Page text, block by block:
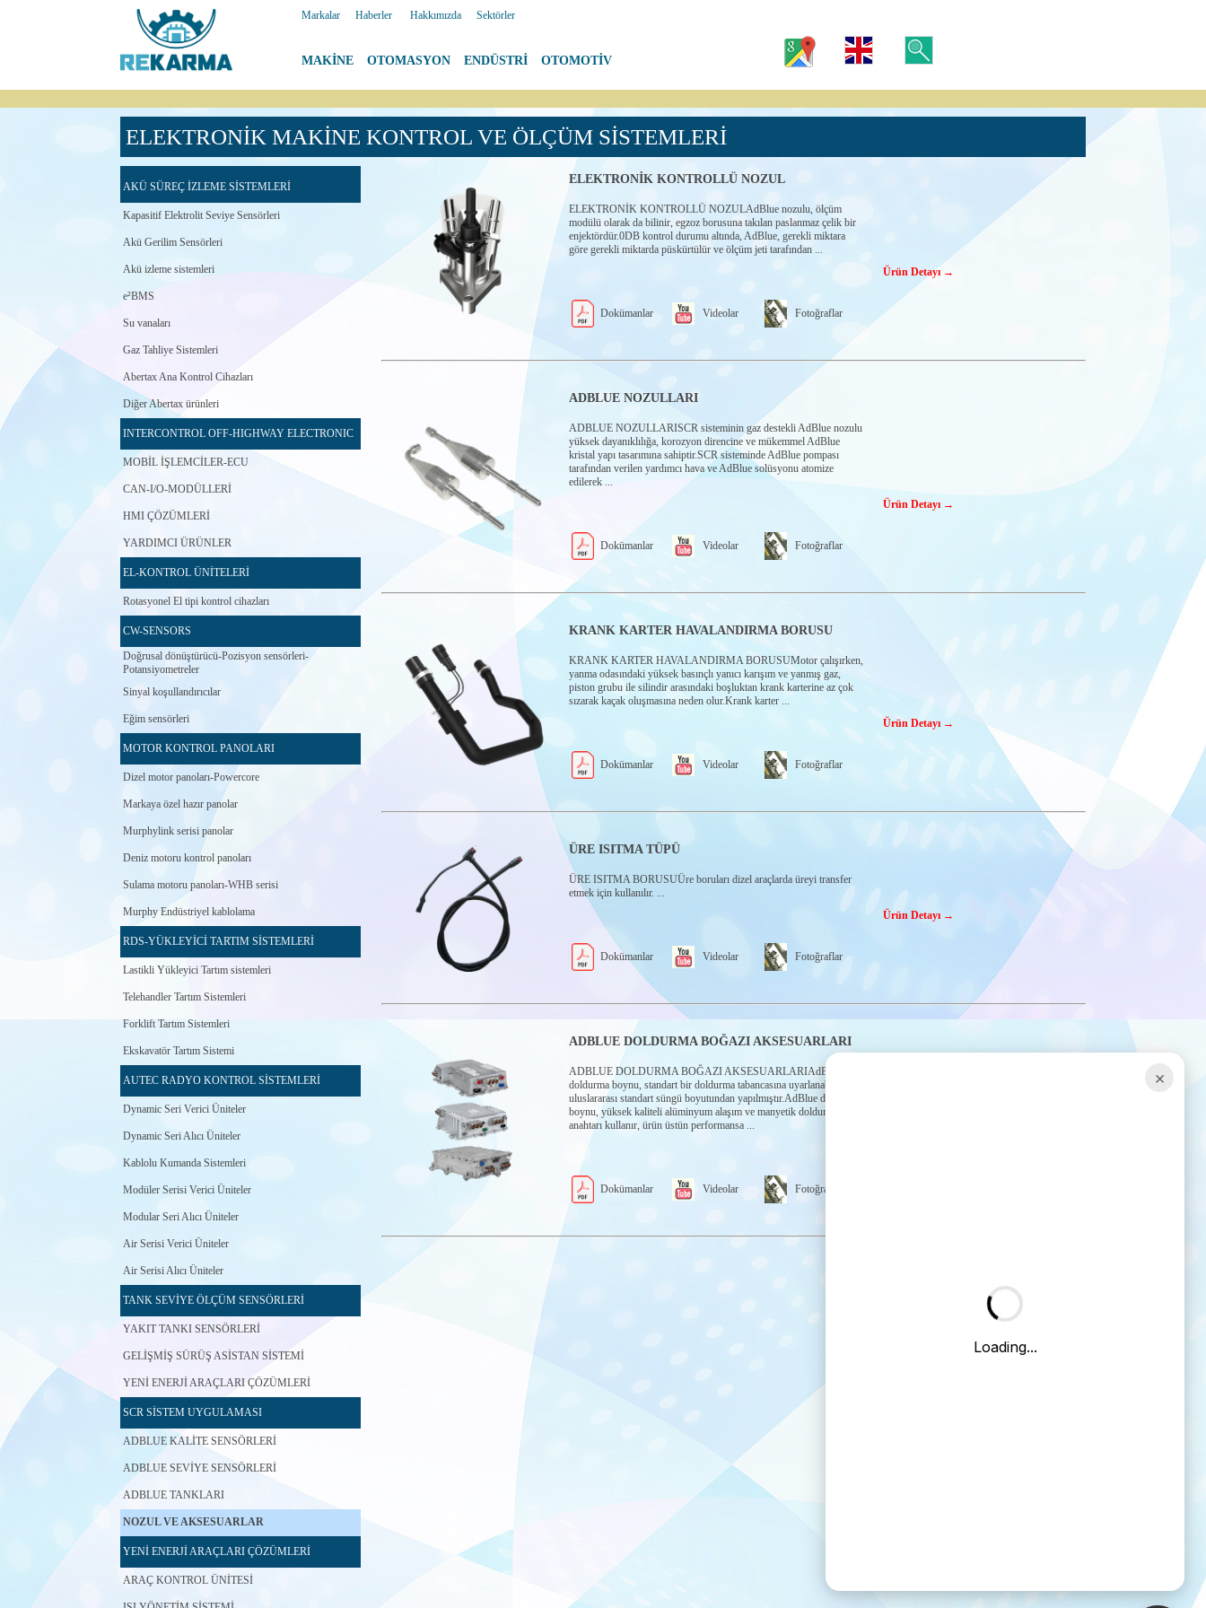
Markalar Haberler Hakkımızda Sektörler
MAKİNE OTOMASYON ENDÜSTRİ OTOMOTİV
ELEKTRONİK MAKİNE KONTROL VE ÖLÇÜM SİSTEMLERİ
AKÜ SÜREÇ İZLEME SİSTEMLERİ
Kapasitif Elektrolit Seviye Sensörleri
Akü Gerilim Sensörleri
Akü izleme sistemleri
e²BMS
Su vanaları
Gaz Tahliye Sistemleri
Abertax Ana Kontrol Cihazları
Diğer Abertax ürünleri
INTERCONTROL OFF-HIGHWAY ELECTRONIC
MOBİL İŞLEMCİLER-ECU
CAN-I/O-MODÜLLERİ
HMI ÇÖZÜMLERİ
YARDIMCI ÜRÜNLER
EL-KONTROL ÜNİTELERİ
Rotasyonel El tipi kontrol cihazları
CW-SENSORS
Doğrusal dönüştürücü-Pozisyon sensörleri-
Potansiyometreler
Sinyal koşullandırıcılar
Eğim sensörleri
MOTOR KONTROL PANOLARI
Dizel motor panoları-Powercore
Markaya özel hazır panolar
Murphylink serisi panolar
Deniz motoru kontrol panoları
Sulama motoru panoları-WHB serisi
Murphy Endüstriyel kablolama
RDS-YÜKLEYİCİ TARTIM SİSTEMLERİ
Lastikli Yükleyici Tartım sistemleri
Telehandler Tartım Sistemleri
Forklift Tartım Sistemleri
Ekskavatör Tartım Sistemi
AUTEC RADYO KONTROL SİSTEMLERİ
Dynamic Seri Verici Üniteler
Dynamic Seri Alıcı Üniteler
Kablolu Kumanda Sistemleri
Modüler Serisi Verici Üniteler
Modular Seri Alıcı Üniteler
Air Serisi Verici Üniteler
Air Serisi Alıcı Üniteler
TANK SEVİYE ÖLÇÜM SENSÖRLERİ
YAKIT TANKI SENSÖRLERİ
GELİŞMİŞ SÜRÜŞ ASİSTAN SİSTEMİ
YENİ ENERJİ ARAÇLARI ÇÖZÜMLERİ
SCR SİSTEM UYGULAMASI
ADBLUE KALİTE SENSÖRLERİ
ADBLUE SEVİYE SENSÖRLERİ
ADBLUE TANKLARI
NOZUL VE AKSESUARLAR
YENİ ENERJİ ARAÇLARI ÇÖZÜMLERİ
ARAÇ KONTROL ÜNİTESİ
ELEKTRONİK KONTROLLÜ NOZUL
ELEKTRONİK KONTROLLÜ NOZULAdBlue nozulu, ölçüm
modülü olarak da bilinir, egzoz borusuna takılan paslanmaz çelik bir
enjektördür.0DB kontrol durumu altında, AdBlue, gerekli miktara
göre gerekli miktarda püskürtülür ve ölçüm jeti tarafından ...
Ürün Detayı →
Dokümanlar Videolar Fotoğraflar
ADBLUE NOZULLARI
ADBLUE NOZULLARISCR sisteminin gaz destekli AdBlue nozulu
yüksek dayanıklılığa, korozyon direncine ve mükemmel AdBlue
kristal yapı tasarımına sahiptir.SCR sisteminde AdBlue pompası
tarafından verilen yardımcı hava ve AdBlue solüsyonu atomize
edilerek ...
Ürün Detayı →
Dokümanlar Videolar Fotoğraflar
KRANK KARTER HAVALANDIRMA BORUSU
KRANK KARTER HAVALANDIRMA BORUSUMotor çalışırken,
yanma odasındaki yüksek basınçlı yanıcı karışım ve yanmış gaz,
piston grubu ile silindir arasındaki boşluktan krank karterine az çok
sızarak kaçak oluşmasına neden olur.Krank karter ...
Ürün Detayı →
Dokümanlar Videolar Fotoğraflar
ÜRE ISITMA TÜPÜ
ÜRE ISITMA BORUSUÜre boruları dizel araçlarda üreyi transfer
etmek için kullanılır. ...
Ürün Detayı →
Dokümanlar Videolar Fotoğraflar
ADBLUE DOLDURMA BOĞAZI AKSESUARLARI
ADBLUE DOLDURMA BOĞAZI AKSESUARLARIAdBlue
doldurma boynu, standart bir doldurma tabancasına uyarlanabilen
uluslararası standart süngü boyutundan yapılmıştır.AdBlue doldurma
boynu, yüksek kaliteli alüminyum alaşım ve manyetik doldurma
anahtarı kullanır, ürün üstün performansa ...
Dokümanlar Videolar Fotoğraflar
×